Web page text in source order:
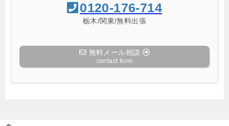
0120-176-714
栃木/関東/無料出張
無料メール相談
contact form